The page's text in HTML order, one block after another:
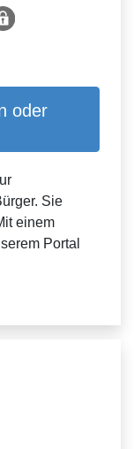
oder
Sie
einem
Portal